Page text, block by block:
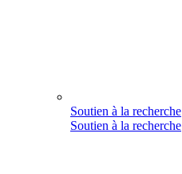
Soutien à la recherche
Soutien à la recherche